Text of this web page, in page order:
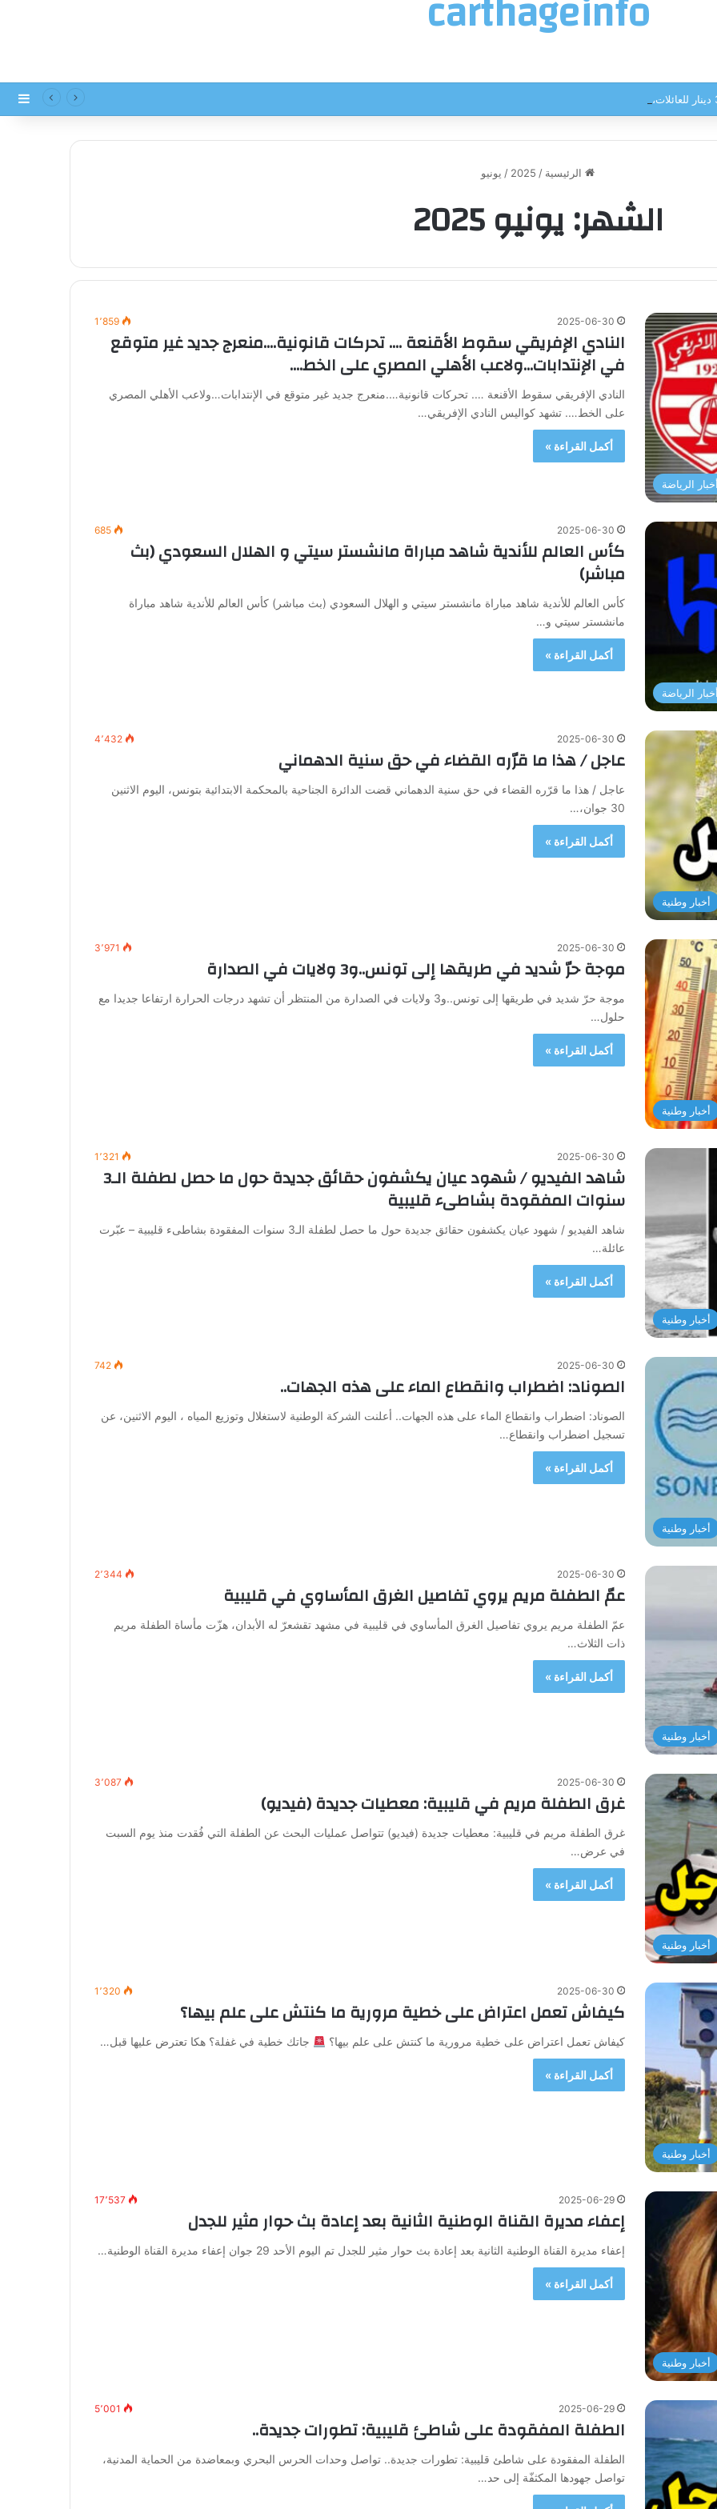
الرئيسية /
2025
/ يونيو
الشهر:يونيو 2025
الرياضة
2025-06-30 1٬859
النادي الإفريقي سقوط الأقنعة …. تحركات قانونية….منعرج جديد غير متوقع
في الإنتدابات…ولاعب الأهلي المصري على الخط….
النادي الإفريقي سقوط الأقنعة …. تحركات قانونية….منعرج جديد غير متوقع في الإنتدابات…ولاعب الأهلي المصري
على الخط…. تشهد كواليس النادي الإفريقي…
أكمل القراءة »
الرياضة
2025-06-30
685
كأس العالم للأندية شاهد مباراة مانشستر سيتي و الهلال السعودي (بث
مباشر)
كأس العالم للأندية شاهد مباراة مانشستر سيتي و الهلال السعودي (بث مباشر) كأس العالم للأندية شاهد مباراة
مانشستر سيتي و…
أكمل القراءة »
أخبار وطنية
2025-06-30 4٬432
عاجل / هذا ما قرّره القضاء في حق سنية الدهماني
عاجل / هذا ما قرّره القضاء في حق سنية الدهماني قضت الدائرة الجناحية بالمحكمة الابتدائية بتونس، اليوم الاثنين
30 جوان،…
أكمل القراءة »
أخبار وطنية
2025-06-30 3٬971
موجة حرّ شديد في طريقها إلى تونس..و3 ولايات في الصدارة
موجة حرّ شديد في طريقها إلى تونس..و3 ولايات في الصدارة من المنتظر أن تشهد درجات الحرارة ارتفاعا جديدا مع
حلول…
أكمل القراءة »
أخبار وطنية
2025-06-30 1٬321
شاهد الفيديو / شهود عيان يكشفون حقائق جديدة حول ما حصل لطفلة الـ3
سنوات المفقودة بشاطىء قليبية
شاهد الفيديو / شهود عيان يكشفون حقائق جديدة حول ما حصل لطفلة الـ3 سنوات المفقودة بشاطىء قليبية – عبّرت
عائلة…
أكمل القراءة »
أخبار وطنية
2025-06-30
742
الصوناد: اضطراب وانقطاع الماء على هذه الجهات..
الصوناد: اضطراب وانقطاع الماء على هذه الجهات.. أعلنت الشركة الوطنية لاستغلال وتوزيع المياه ، اليوم الاثنين، عن
تسجيل اضطراب وانقطاع…
أكمل القراءة »
أخبار وطنية
2025-06-30 2٬344
عمّ الطفلة مريم يروي تفاصيل الغرق المأساوي في قليبية
عمّ الطفلة مريم يروي تفاصيل الغرق المأساوي في قليبية في مشهد تقشعرّ له الأبدان، هزّت مأساة الطفلة مريم
ذات الثلاث…
أكمل القراءة »
أخبار وطنية
2025-06-30 3٬087
غرق الطفلة مريم في قليبية: معطيات جديدة (فيديو)
غرق الطفلة مريم في قليبية: معطيات جديدة (فيديو) تتواصل عمليات البحث عن الطفلة التي فُقدت منذ يوم السبت
في عرض…
أكمل القراءة »
أخبار وطنية
2025-06-30 1٬320
كيفاش تعمل اعتراض على خطية مرورية ما كنتش على علم بيها؟
كيفاش تعمل اعتراض على خطية مرورية ما كنتش على علم بيها؟ جاتك خطية في غفلة؟ هكا تعترض عليها قبل…
أكمل القراءة »
أخبار وطنية
2025-06-29 17٬537
إعفاء مديرة القناة الوطنية الثانية بعد إعادة بث حوار مثير للجدل
إعفاء مديرة القناة الوطنية الثانية بعد إعادة بث حوار مثير للجدل تم اليوم الأحد 29 جوان إعفاء مديرة القناة الوطنية…
أكمل القراءة »
2025-06-29 5٬001
الطفلة المفقودة على شاطئ قليبية: تطورات جديدة..
الطفلة المفقودة على شاطئ قليبية: تطورات جديدة.. تواصل وحدات الحرس البحري وبمعاضدة من الحماية المدنية،
تواصل جهودها المكثفّة إلى حد…